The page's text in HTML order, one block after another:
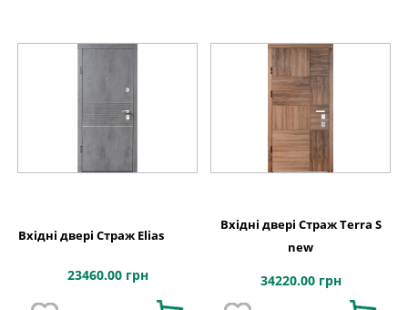
Вхідні двері Страж Elias
23460.00 грн
Вхідні двері Страж Terra S
new
34220.00 грн